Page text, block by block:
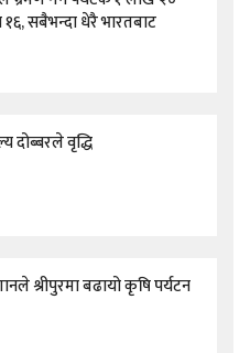
सबैभन्दा धेरै भारतबाट
दोब्बरले वृद्धि
श्रीपुरमा बढायो कृषि पर्यटन